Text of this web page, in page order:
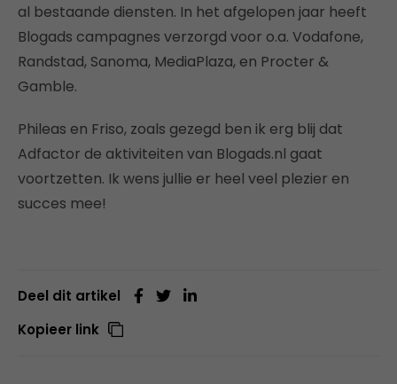
al bestaande diensten. In het afgelopen jaar heeft
Blogads campagnes verzorgd voor o.a. Vodafone,
Randstad, Sanoma, MediaPlaza, en Procter &
Gamble.
Phileas en Friso, zoals gezegd ben ik erg blij dat
Adfactor de aktiviteiten van Blogads.nl gaat
voortzetten. Ik wens jullie er heel veel plezier en
succes mee!
Deel dit artikel
Kopieer link